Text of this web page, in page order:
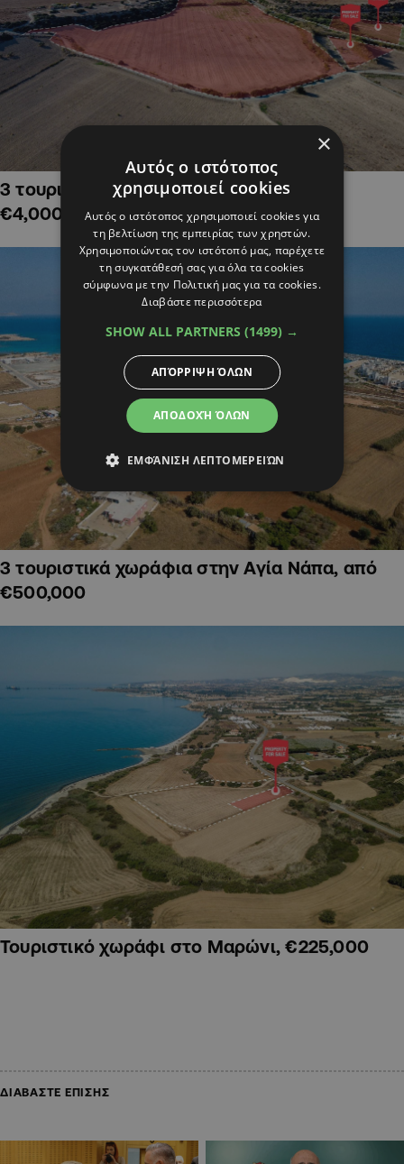
3 τουριστικά χωράφια στην Αλαμινό,
€4,000,000
3 τουριστικά χωράφια στην Αγία Νάπα, από
€500,000
Τουριστικό χωράφι στο Μαρώνι, €225,000
ΔΙΑΒΑΣΤΕ ΕΠΙΣΗΣ
×
Αυτός ο ιστότοπος
χρησιμοποιεί cookies
Αυτός ο ιστότοπος χρησιμοποιεί cookies για
τη βελτίωση της εμπειρίας των χρηστών.
Χρησιμοποιώντας τον ιστότοπό μας, παρέχετε
τη συγκατάθεσή σας για όλα τα cookies
σύμφωνα με την Πολιτική μας για τα cookies.
Διαβάστε περισσότερα
SHOW ALL PARTNERS (1499) →
ΑΠΟΔΟΧΉ ΌΛΩΝ
ΑΠΌΡΡΙΨΗ ΌΛΩΝ
ΕΜΦΆΝΙΣΗ ΛΕΠΤΟΜΕΡΕΙΏΝ